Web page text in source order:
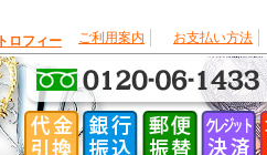
ご利用案内
お支払い方法
トロフィー